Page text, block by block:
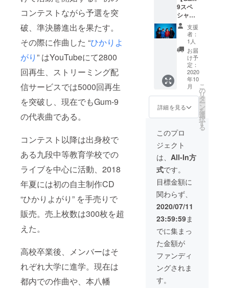
コンテストながら予選を突
破、準決勝進出を果たす。
その際に作曲した “ひかりよ
がり” はYouTubeにて2800
回再生、ストリーミング配
信サービスでは5000回再生
を突破し、現在でもGum-9
の代表曲である。
コンテスト以降は出身校で
ある九段中等教育学校での
ライブを中心に活動、2018
年夏には初の自主制作CD
“ひかりよがり” を手売りで
販売。売上枚数は300枚を超
えた。
高校卒業後、メンバーはそ
れぞれ大学に進学。現在は
都内での作曲や、本八幡
ジコレ
クショ
ン
vol.1,2
（計7
種） ガ
ムナイ
ンのオ
リジナ
ルデザ
インで
直径
25mm
です。
たしま
す。
す。自
前のコ
ント
ロー
ラーな
ど、こ
だわり
のある
方は是
非とも
お持ち
くださ
の他交
通費な
経費は
ご負担
いただ
きます
ようお
願いい
たしま
す。 日
時は
メール
にてご
相談さ
せてい
ただき
ます
が、7月
頃に実
施した
しくは
応相談
です。
連絡は
メール
でのや
り取り
になり
ます。
2. お礼
のメッ
セージ&
ミニ演
奏動画
ししま
す！
メール
で送付
ます。
3. 新曲
の音源
メール
で送付
いたし
ます。
4. 2曲分
のデモ
音源 デ
モ音源
はバン
ドメン
定で
す。
メール
で送付
いたし
ます。
4. ガム
ナイン
缶バッ
ジコレ
クショ
ン
vol.1,2
ムナイ
リジナ
ルデザ
インで
直径
25mm
の缶
バッジ
です。
たしま
す。 5.
サイン
入りの
ソング
カード
「No.1-
パート
の楽器
レッス
ンを受
けられ
ます。
2時間の
中でギ
ター・
ベー
ス・ド
ラムを
教えま
メッ
セージ&
ミニ演
奏動画
をお渡
ししま
す！
メール
で送付
いたし
ます。
3. 新曲
の音源
メール
で送付
いたし
ます。
4. 2曲分
9スペ
シャ
ル】 リ
ターン
内容 1.
リクエ
ストに
沿った
オリジ
ナル楽
曲制作
支援者
様のご
希望に
沿って
Gum-9
がオリ
ジナル
ソング
を作曲
いたし
ます！
歌詞に
入れて
欲しい
言葉
や、楽
曲の
テー
マ、雰
囲気な
ど、
様々な
支援
者：
1人
お届
け予
定：
2020
年10
月
詳細を見る
こ
の
リ
タ
ー
ン
を
選
択
す
る
このプロ
ジェクト
は、 All-In方
式です。
目標金額に
関わらず、
2020/07/11
23:59:59ま
でに集まっ
た金額が
ファンディ
ングされま
す。